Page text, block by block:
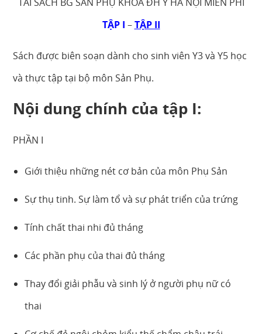
TẬP I –TẬP II
Sách được biên soạn dành cho sinh viên Y3 và Y5 học
và thực tập tại bộ môn Sản Phụ.
Nội dung chính của tập I:
PHẦN I
Giới thiệu những nét cơ bản của môn Phụ Sản
Sự thụ tinh. Sự làm tổ và sự phát triển của trứng
Tính chất thai nhi đủ tháng
Các phần phụ của thai đủ tháng
Thay đổi giải phẫu và sinh lý ở người phụ nữ có
thai